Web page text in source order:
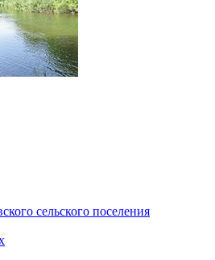
сельского поселения